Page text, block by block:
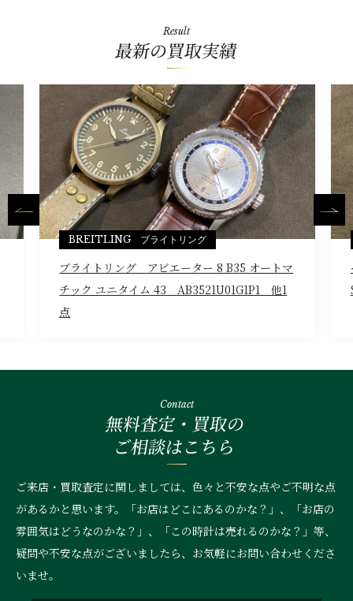
Result
最新の買取実績
BREITLING ブライトリング
ブライトリング アビエーター 8 B35 オートマ
チック ユニタイム 43 AB3521U01G1P1 他1
点
Contact
無料査定・買取の
ご相談はこちら
ご来店・買取査定に関しましては、色々と不安な点やご不明な点
があるかと思います。「お店はどこにあるのかな？」、
「お店の
雰囲気はどうなのかな？」、「この時計は売れるのかな？」等、
疑問や不安な点がございましたら、お気軽にお問い合わせくださ
いませ。